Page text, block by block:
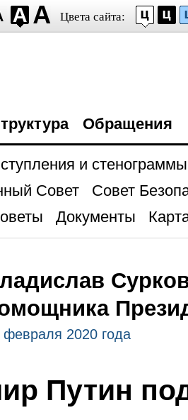
Цвета сайта:
Обращения
и стенограммы
Совет
Совет
Документы
февраля 2020 года
Путин